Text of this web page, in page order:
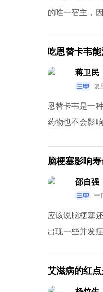
的唯一宿主，
吃恩替卡韦
蒋卫民
复
恩替卡韦是一
药物也不会影
硬化的病情，
脑梗塞影响
邵自强
中
应该说脑梗塞
出现一些并发
艾滋病的红